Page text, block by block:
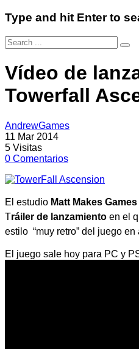
Type and hit Enter to
Vídeo de
Towerfall
AndrewGames
11 Mar 2014
5 Visitas
0 Comentarios
El estudio Matt Makes Games
Tráiler de lanzamiento en el
estilo “muy retro” del juego en
El juego sale hoy para PC y